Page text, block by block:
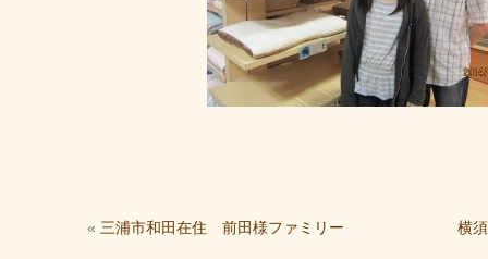
« 三浦市和田在住 前田様ファミリー 横